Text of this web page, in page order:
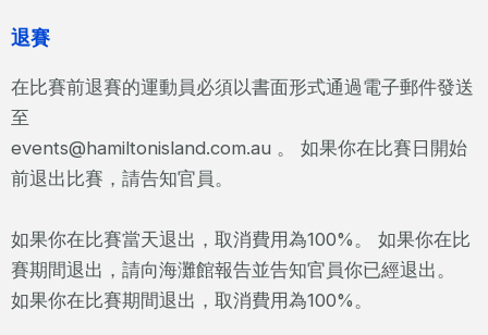
退賽
在比賽前退賽的運動員必須以書面形式通過電子郵件發送
至
events@hamiltonisland.com.au 。 如果你在比賽日開始
前退出比賽，請告知官員。
如果你在比賽當天退出，取消費用為100%。 如果你在比
賽期間退出，請向海灘館報告並告知官員你已經退出。
如果你在比賽期間退出，取消費用為100%。